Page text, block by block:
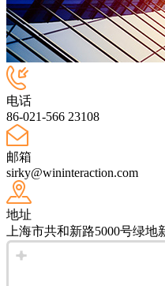
电话
86-021-566 23108
邮箱
sirky@wininteraction.com
地址
上海市共和新路5000号绿地